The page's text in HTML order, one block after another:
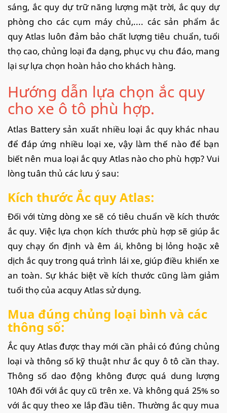
sáng, ắc quy dự trữ năng lượng mặt trời, ắc quy dự
phòng cho các cụm máy chủ,.... các sản phẩm ắc
quy Atlas luôn đảm bảo chất lượng tiêu chuẩn, tuổi
thọ cao, chủng loại đa dạng, phục vụ chu đáo, mang
lại sự lựa chọn hoàn hảo cho khách hàng.
Hướng dẫn lựa chọn ắc quy
cho xe ô tô phù hợp.
Atlas Battery sản xuất nhiều loại ắc quy khác nhau
để đáp ứng nhiều loại xe, vậy làm thế nào để bạn
biết nên mua loại ắc quy Atlas nào cho phù hợp? Vui
lòng tuân thủ các lưu ý sau:
Kích thước Ắc quy Atlas:
Đối với từng dòng xe sẽ có tiêu chuẩn về kích thước
ắc quy. Việc lựa chọn kích thước phù hợp sẽ giúp ắc
quy chạy ổn định và êm ái, không bị lỏng hoặc xê
dịch ắc quy trong quá trình lái xe, giúp điều khiển xe
an toàn. Sự khác biệt về kích thước cũng làm giảm
tuổi thọ của acquy Atlas sử dụng.
Mua đúng chủng loại bình và các
thông số:
Ắc quy Atlas được thay mới cần phải có đúng chủng
loại và thông số kỹ thuật như ắc quy ô tô cần thay.
Thông số dao động không được quá dung lượng
10Ah đối với ắc quy cũ trên xe. Và không quá 25% so
với ắc quy theo xe lắp đầu tiên. Thường ắc quy mua